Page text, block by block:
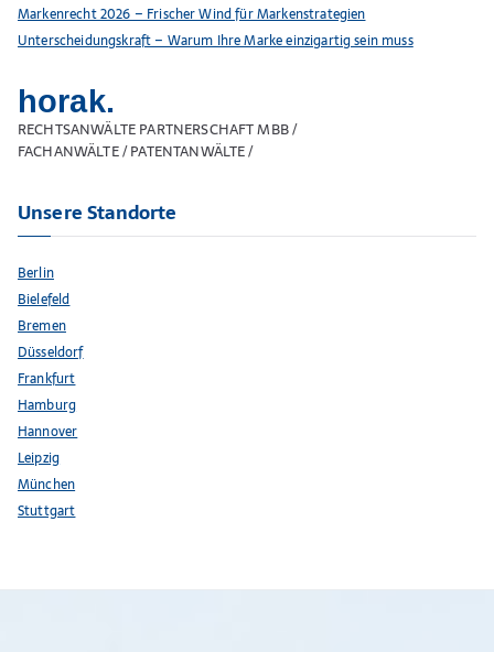
Markenrecht 2026 – Frischer Wind für Markenstrategien
Unterscheidungskraft – Warum Ihre Marke einzigartig sein muss
horak.
RECHTSANWÄLTE PARTNERSCHAFT MBB /
FACHANWÄLTE / PATENTANWÄLTE /
Unsere Standorte
Berlin
Bielefeld
Bremen
Düsseldorf
Frankfurt
Hamburg
Hannover
Leipzig
München
Stuttgart